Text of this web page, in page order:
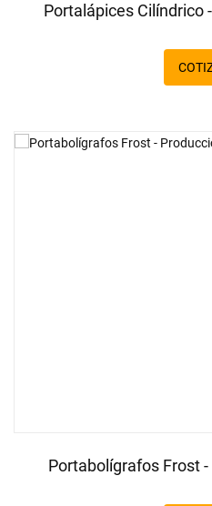
Portalápices Cilíndrico
Portabolígrafos Frost